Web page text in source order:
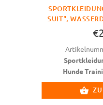
SUIT",
Hunde